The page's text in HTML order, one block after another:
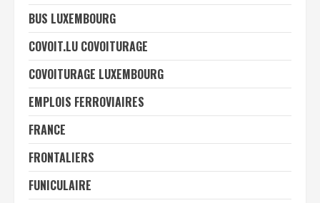
BUS LUXEMBOURG
COVOIT.LU COVOITURAGE
COVOITURAGE LUXEMBOURG
EMPLOIS FERROVIAIRES
FRANCE
FRONTALIERS
FUNICULAIRE